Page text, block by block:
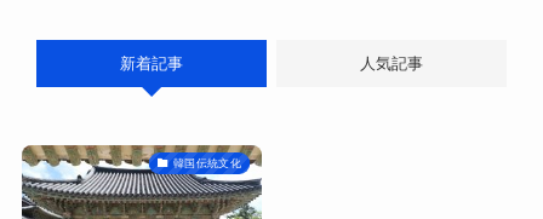
新着記事 人気記事
韓国伝統文化